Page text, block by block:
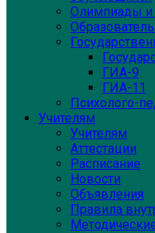
Олимпиады и
ГИА-9
ГИА-11
Психолого-
Учителям
Учителям
Аттестации
Расписание
Новости
Объявления
Правила